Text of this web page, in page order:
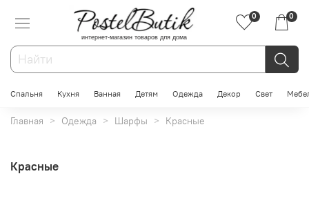
интернет-магазин товаров для дома
0 0
Спальня Кухня Ванная Детям Одежда Декор Свет
Главная Одежда Шарфы Красные
Красные